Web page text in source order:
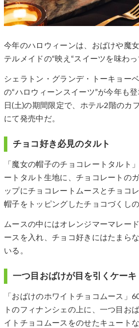
今年のハロウィーンは、おばけや魔
テルメイドの“映え“スイーツを味わ
シェラトン・グランデ・トーキョー
の“ハロウィーンスイーツ”が今年も
日(土)の期間限定で、ホテル2階のカ
にて発売中だ。
チョコ好き必見のタルト
「魔女の帽子のチョコレートタルト
ートタルト生地に、チョコレートの
ップにチョコレートムースとチョコ
帽子をトッピングしたチョコづくしの
ムースの中にはオレンジマーマレー
ースを入れ、チョコ好きにはたまら
いる。
一つ目おばけが目を引くケーキ
「おばけのホワイトチョコムース」
トのフィナンシェの上に、一つ目お
イトチョコムースをのせたキュート